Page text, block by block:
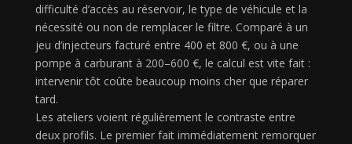
difficulté d’accès au réservoir, le type de véhicule et la
nécessité ou non de remplacer le filtre. Comparé à un
jeu d’injecteurs facturé entre 400 et 800 €, ou à une
pompe à carburant à 200–600 €, le calcul est vite fait :
intervenir tôt coûte beaucoup moins cher que réparer
tard.
Les ateliers voient régulièrement le contraste entre
deux profils. Le premier fait immédiatement remorquer